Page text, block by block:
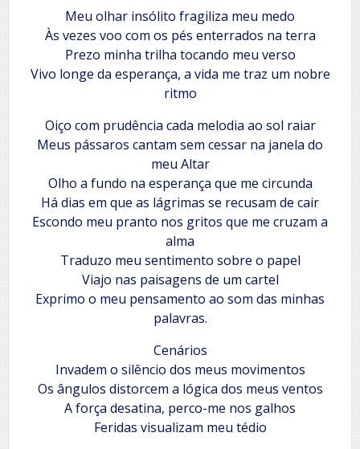
Meu olhar insólito fragiliza meu medo
Às vezes voo com os pés enterrados na terra
Prezo minha trilha tocando meu verso
Vivo longe da esperança, a vida me traz um nobre
ritmo
Oiço com prudência cada melodia ao sol raiar
Meus pássaros cantam sem cessar na janela do
meu Altar
Olho a fundo na esperança que me circunda
Há dias em que as lágrimas se recusam de cair
Escondo meu pranto nos gritos que me cruzam a
alma
Traduzo meu sentimento sobre o papel
Viajo nas paisagens de um cartel
Exprimo o meu pensamento ao som das minhas
palavras.
Cenários
Invadem o silêncio dos meus movimentos
Os ângulos distorcem a lógica dos meus ventos
A força desatina, perco-me nos galhos
Feridas visualizam meu tédio